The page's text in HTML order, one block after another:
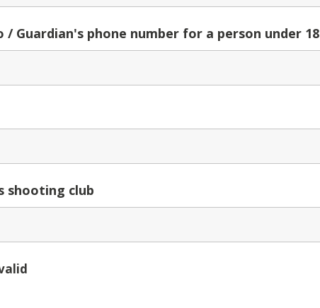
Guardian's phone number for a person under 18
shooting club